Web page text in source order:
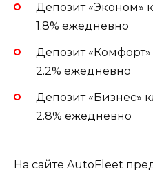
Депозит «Эконом»
1.8% ежедневно
Депозит
2.2% ежедневно
Депозит «Бизнес»
2.8% ежедневно
На сайте AutoFleet